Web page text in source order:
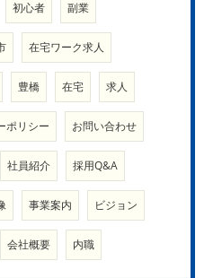
初心者 副業
在宅ワーク求人
豊橋 在宅 求人
ポリシー お問い合わせ
社員紹介 採用Q&A
事業案内 ビジョン
会社概要 内職